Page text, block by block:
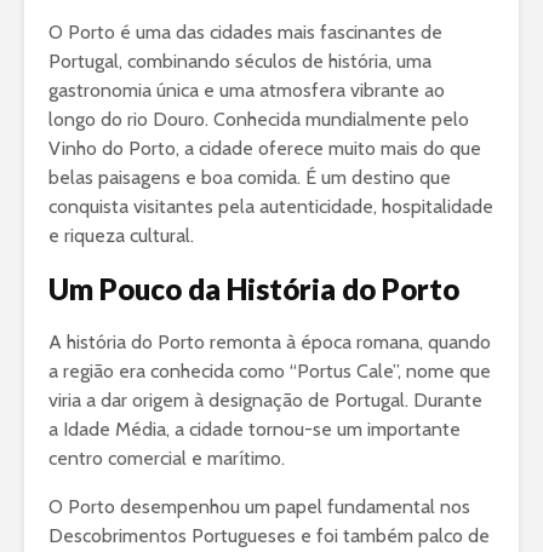
O Porto é uma das cidades mais fascinantes de
Portugal, combinando séculos de história, uma
gastronomia única e uma atmosfera vibrante ao
longo do rio Douro. Conhecida mundialmente pelo
Vinho do Porto, a cidade oferece muito mais do que
belas paisagens e boa comida. É um destino que
conquista visitantes pela autenticidade, hospitalidade
e riqueza cultural.
Um Pouco da História do Porto
A história do Porto remonta à época romana, quando
a região era conhecida como “Portus Cale”, nome que
viria a dar origem à designação de Portugal. Durante
a Idade Média, a cidade tornou-se um importante
centro comercial e marítimo.
O Porto desempenhou um papel fundamental nos
Descobrimentos Portugueses e foi também palco de